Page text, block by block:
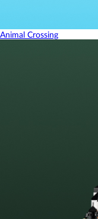
Animal Crossing